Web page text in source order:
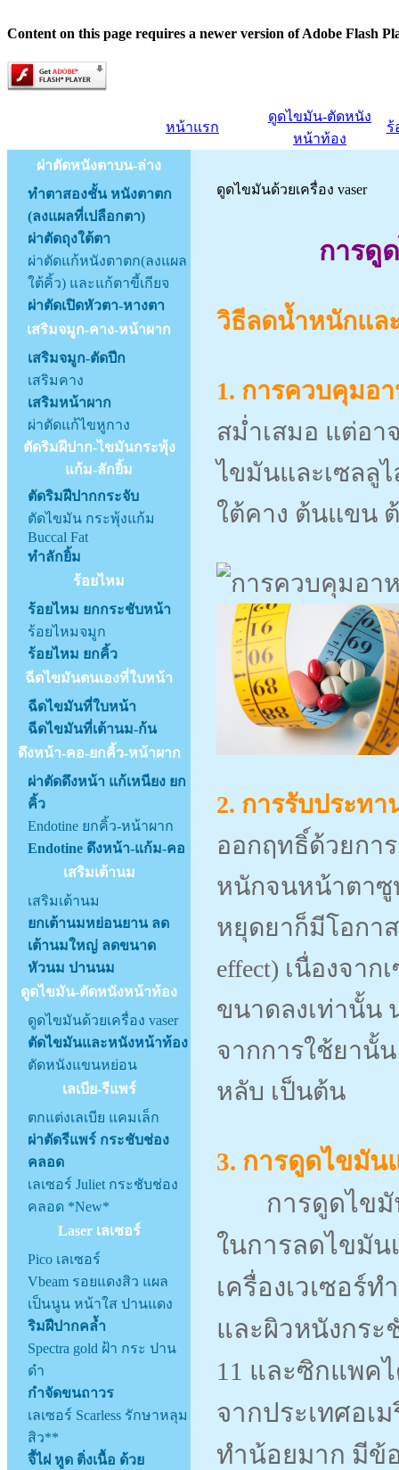
Content on this page requires a newer version of Adobe Flash
หน้าแรก
ดูดไขมัน-ตัดหนัง
หน้าท้อง
ร้
ผ่าตัดหนังตาบน-ล่าง
ทำตาสองชั้น หนังตาตก
(ลงแผลที่เปลือกตา)
ผ่าตัดถุงใต้ตา
ผ่าตัดแก้หนังตาตก(ลงแผล
ใต้คิ้ว) และแก้ตาขี้เกียจ
ผ่าตัดเปิดหัวตา-หางตา
เสริมจมูก-คาง-หน้าผาก
เสริมจมูก-ตัดปีก
เสริมคาง
เสริมหน้าผาก
ผ่าตัดแก้ไขหูกาง
ตัดริมฝีปาก-ไขมันกระพุ้ง
แก้ม-ลักยิ้ม
ตัดริมฝีปากกระจับ
ตัดไขมัน กระพุ้งแก้ม
Buccal Fat
ทำลักยิ้ม
ร้อยไหม
ร้อยไหม ยกกระชับหน้า
ร้อยไหมจมูก
ร้อยไหม ยกคิ้ว
ฉีดไขมันตนเองที่ใบหน้า
ฉีดไขมันที่ใบหน้า
ฉีดไขมันที่เต้านม-ก้น
ดึงหน้า-คอ-ยกคิ้ว-หน้าผาก
ผ่าตัดดึงหน้า แก้เหนียง ยก
คิ้ว
Endotine ยกคิ้ว-หน้าผาก
Endotine ดึงหน้า-แก้ม-คอ
เสริมเต้านม
เสริมเต้านม
ยกเต้านมหย่อนยาน ลด
เต้านมใหญ่ ลดขนาด
หัวนม ปานนม
ดูดไขมัน-ตัดหนังหน้าท้อง
ดูดไขมันด้วยเครื่อง vaser
ตัดไขมันและหนังหน้าท้อง
ตัดหนังแขนหย่อน
เลเบีย-รีแพร์
ตกแต่งเลเบีย แคมเล็ก
ผ่าตัดรีแพร์ กระชับช่อง
คลอด
เลเซอร์ Juliet กระชับช่อง
คลอด *New*
Laser เลเซอร์
Pico เลเซอร์
Vbeam รอยแดงสิว แผล
เป็นนูน หน้าใส ปานแดง
ริมฝีปากคล้ำ
Spectra gold ฝ้า กระ ปาน
ดำ
กำจัดขนถาวร
เลเซอร์ Scarless รักษาหลุม
สิว**
จี้ไฝ หูด ติ่งเนื้อ ด้วย
ดูดไขมันด้วยเครื่อง vaser
การดู
วิธีลดน้ำหนักแล
1. การควบคุมอ
สม่ำเสมอ แต่อ
ไขมันและเซลลู
ใต้คาง ต้นแขน
2. การรับประท
ออกฤทธิ์ด้วยกา
หนักจนหน้าตาซู
หยุดยาก็มีโอกา
effect) เนื่องจา
ขนาดลงเท่านั้น
จากการใช้ยานั้
หลับ เป็นต้น
3. การดูดไขมั
การดูดไขมัน
ในการลดไขมัน
เครื่องเวเซอร์
และผิวหนังกร
11 และซิกแพค
จากประเทศอเ
ทำน้อยมาก มีข้